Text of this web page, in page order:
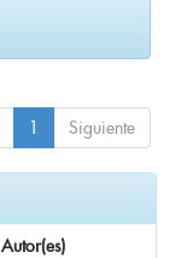
1 Siguiente
Autor(es)